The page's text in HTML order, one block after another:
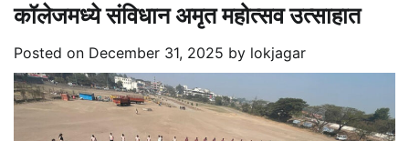
कॉलेजमध्ये संविधान अमृत महोत्सव उत्साहात
Posted on December 31, 2025 by lokjagar